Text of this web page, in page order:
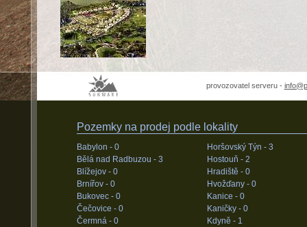
provozovatel serveru -
Pozemky na prodej podle lokality
Babylon - 0
Bělá nad Radbuzou - 3
Blížejov - 0
Brnířov - 0
Bukovec - 0
Čečovice - 0
Čermná - 0
Horšovský Týn - 3
Hostouň - 2
Hradiště - 0
Hvožďany - 0
Kanice - 0
Kaničky - 0
Kdyně - 1